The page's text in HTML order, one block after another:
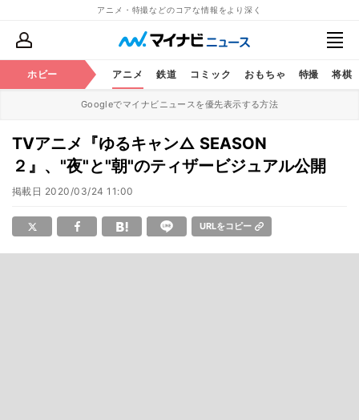
アニメ・特撮などのコアな情報をより深く
ホビー アニメ 鉄道 コミック おもちゃ 特撮 将棋
Googleでマイナビニュースを優先表示する方法
TVアニメ『ゆるキャン△ SEASON
２』、"夜"と"朝"のティザービジュアル公開
掲載日 2020/03/24 11:00
URLをコピー